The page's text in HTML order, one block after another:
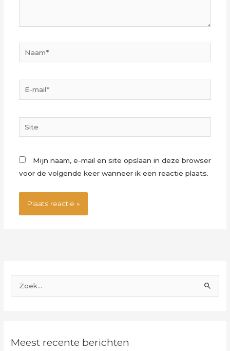
mail*
Site
Mijn naam, e-mail en site opslaan in deze browser
voor de volgende keer wanneer ik een reactie plaats.
n
Meest recente berichten